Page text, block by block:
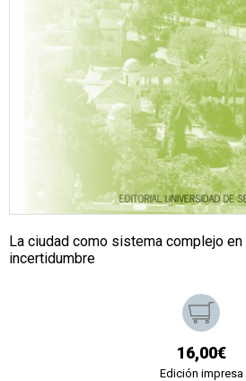
La ciudad como sistema complejo en
incertidumbre
16,00€
Edición impresa